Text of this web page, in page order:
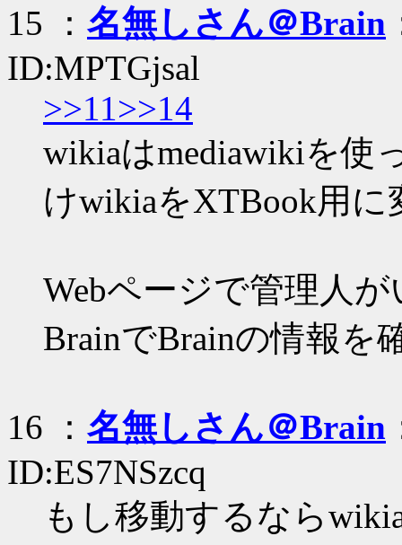
15 ： 名無しさん＠Brain
ID:MPTGjsal
>>11>>14
wikiaはmediawikiを使
けwikiaをXTBook用に
Webページで管理人
BrainでBrainの情報を
16 ： 名無しさん＠Brain
ID:ES7NSzcq
もし移動するなら